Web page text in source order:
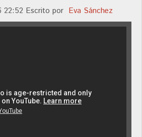
22:52 Escrito por Eva Sánchez